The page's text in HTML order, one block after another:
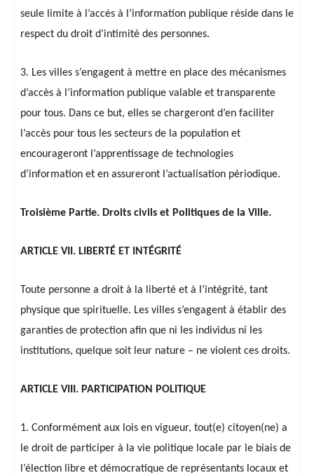
seule limite à l’accès à l’information publique réside dans le
respect du droit d’intimité des personnes.
3. Les villes s’engagent à mettre en place des mécanismes
d’accès à l’information publique valable et transparente
pour tous. Dans ce but, elles se chargeront d’en faciliter
l’accès pour tous les secteurs de la population et
encourageront l’apprentissage de technologies
d’information et en assureront l’actualisation périodique.
Troisième Partie. Droits civils et Politiques de la Ville.
ARTICLE VII. LIBERTÉ ET INTÉGRITÉ
Toute personne a droit à la liberté et à l’intégrité, tant
physique que spirituelle. Les villes s’engagent à établir des
garanties de protection afin que ni les individus ni les
institutions, quelque soit leur nature – ne violent ces droits.
ARTICLE VIII. PARTICIPATION POLITIQUE
1. Conformément aux lois en vigueur, tout(e) citoyen(ne) a
le droit de participer à la vie politique locale par le biais de
l’élection libre et démocratique de représentants locaux et